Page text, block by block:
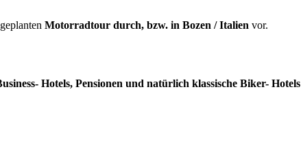
Motorradtour durch, bzw. in Bozen / Italien vor.
Hotels, Pensionen und natürlich klassische Biker- Hotels